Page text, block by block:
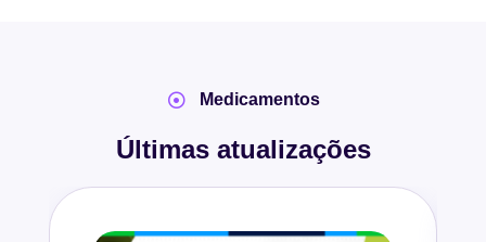
Medicamentos
Últimas atualizações